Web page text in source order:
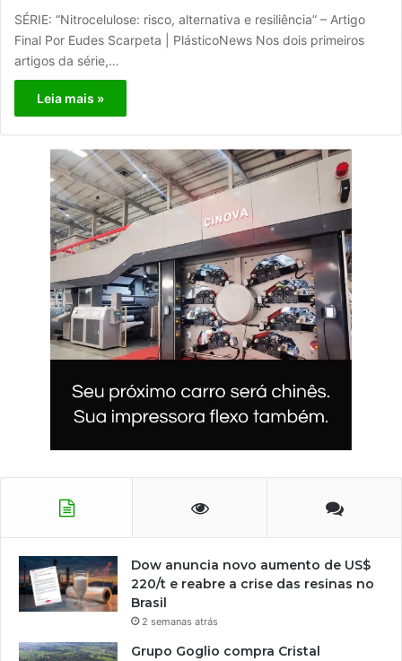
SÉRIE: “Nitrocelulose: risco, alternativa e resiliência” – Artigo
Final Por Eudes Scarpeta | PlásticoNews Nos dois primeiros
artigos da série,…
Leia mais »
Dow anuncia novo aumento de US$
220/t e reabre a crise das resinas no
Brasil
2 semanas atrás
Grupo Goglio compra Cristal